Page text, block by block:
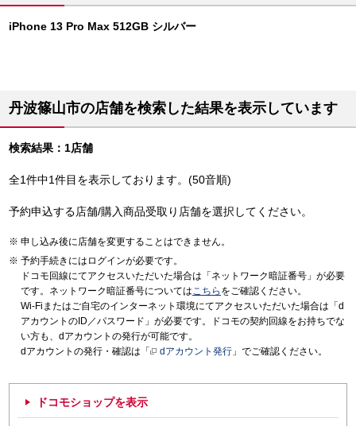
iPhone 13 Pro Max 512GB シルバー
丹波篠山市の店舗を検索した結果を表示しています
検索結果：1店舗
全1件中1件目を表示しております。(50音順)
予約申込する店舗/購入商品受取り店舗を選択してください。
申し込み後に店舗を変更することはできません。
予約手続きにはログインが必要です。
ドコモ回線にてアクセスいただいた場合は「ネットワーク暗証番号」が必要
です。ネットワーク暗証番号についてはこちら をご確認ください。
Wi-Fiまたはご自宅のインターネット環境にてアクセスいただいた場合は「d
アカウントのID／パスワード」が必要です。ドコモの契約回線をお持ちでな
い方も、dアカウントの発行が可能です。
dアカウントの発行・確認は「
dアカウント発行 」でご確認ください。
ドコモショップを表示